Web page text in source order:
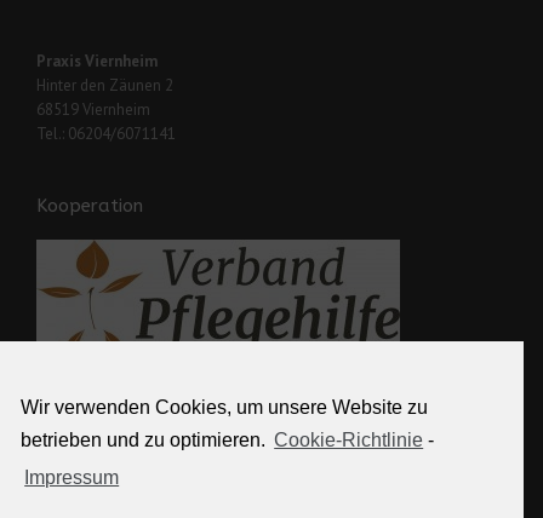
Wir verwenden Cookies, um unsere Website zu
betrieben und zu optimieren. Cookie-Richtlinie -
Impressum
Praxis Viernheim
Hinter den Zäunen 2
68519 Viernheim
Tel.: 06204/6071141
Kooperation
Weitere Links
Kontakt